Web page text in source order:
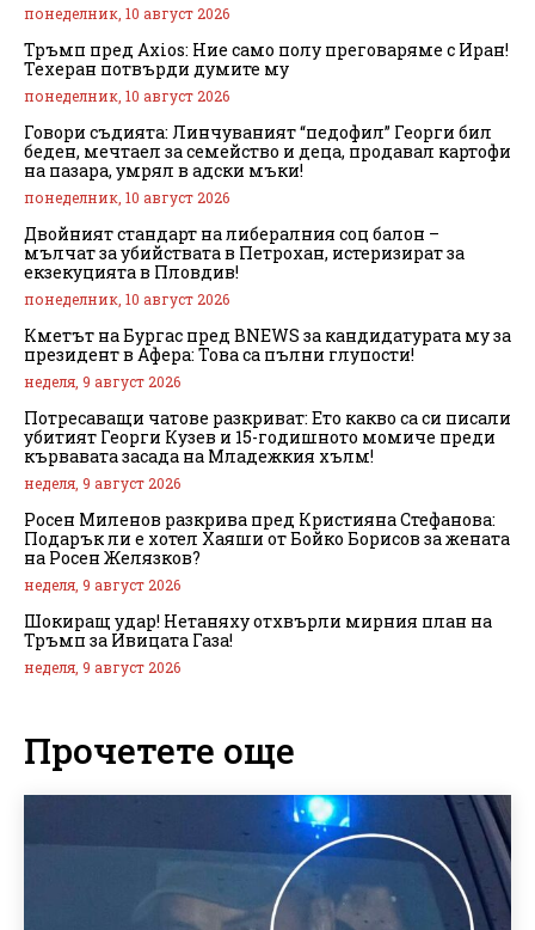
понеделник, 10 август 2026
Тръмп пред Axios: Ние само полу преговаряме с Иран!
Техеран потвърди думите му
понеделник, 10 август 2026
Говори съдията: Линчуваният “педофил” Георги бил
беден, мечтаел за семейство и деца, продавал картофи
на пазара, умрял в адски мъки!
понеделник, 10 август 2026
Двойният стандарт на либералния соц балон –
мълчат за убийствата в Петрохан, истеризират за
екзекуцията в Пловдив!
понеделник, 10 август 2026
Кметът на Бургас пред BNEWS за кандидатурата му за
президент в Афера: Това са пълни глупости!
неделя, 9 август 2026
Потресаващи чатове разкриват: Ето какво са си писали
убитият Георги Кузев и 15-годишното момиче преди
кървавата засада на Младежкия хълм!
неделя, 9 август 2026
Росен Миленов разкрива пред Кристияна Стефанова:
Подарък ли е хотел Хаяши от Бойко Борисов за жената
на Росен Желязков?
неделя, 9 август 2026
Шокиращ удар! Нетаняху отхвърли мирния план на
Тръмп за Ивицата Газа!
неделя, 9 август 2026
Прочетете още